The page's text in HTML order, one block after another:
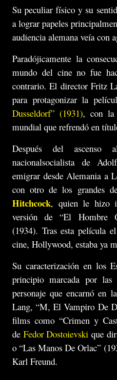
Su peculiar físico y su
a lograr papeles
audiencia alemana veía con
Paradójicamente la
mundo del cine no fue
contrario. El director Fritz
para protagonizar la
Dusseldorf” (1931), con la
mundial que refrendó en
Después del
nacionalsocialista de
emigrar desde Alemania a
con otro de los grandes
Hitchcock, quien le hizo
versión de “El Hombre
(1934). Tras esta película
cine, Hollywood, estaba ya
Su caracterización en los
principio marcada por las
personaje que encarnó en
Lang, “M, El Vampiro De
films como “Crimen y
deFedor Dostoievski que
o “Las Manos De Orlac”
Karl Freund.